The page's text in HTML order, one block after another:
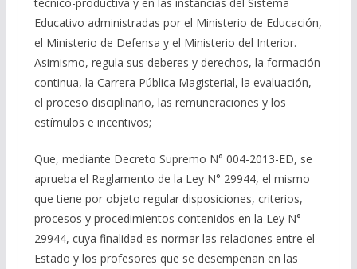
Educativo administradas por el Ministerio de Educación,
el Ministerio de Defensa y el Ministerio del Interior.
Asimismo, regula sus deberes y derechos, la formación
continua, la Carrera Pública Magisterial, la evaluación,
el proceso disciplinario, las remuneraciones y los
estímulos e incentivos;
Que, mediante Decreto Supremo N° 004-2013-ED, se
aprueba el Reglamento de la Ley N° 29944, el mismo
que tiene por objeto regular disposiciones, criterios,
procesos y procedimientos contenidos en la Ley N°
29944, cuya finalidad es normar las relaciones entre el
Estado y los profesores que se desempeñan en las